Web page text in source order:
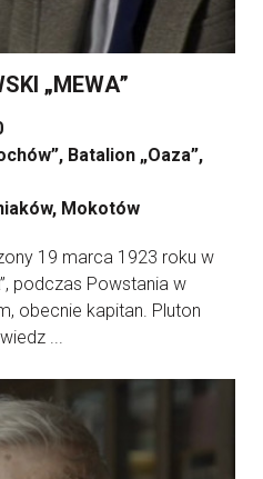
„MEWA”
Batalion „Oaza”,
Mokotów
19 marca 1923 roku w
podczas Powstania w
obecnie kapitan. Pluton
...